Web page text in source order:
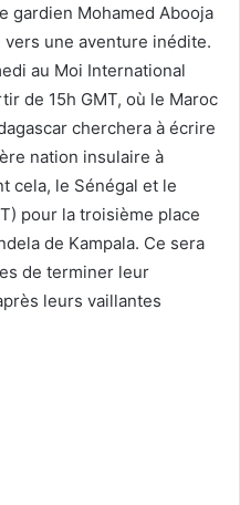
gardien Mohamed Abooja
une aventure inédite.
au Moi International
de 15h GMT, où le Maroc
cherchera à écrire
nation insulaire à
cela, le Sénégal et le
pour la troisième place
de Kampala. Ce sera
de terminer leur
leurs vaillantes